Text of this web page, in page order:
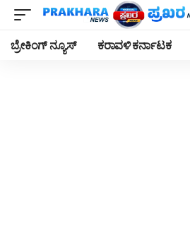
ಬ್ರೇಕಿಂಗ್ ನ್ಯೂಸ್ ಕರಾವಳಿ ಕರ್ನಾಟಕ